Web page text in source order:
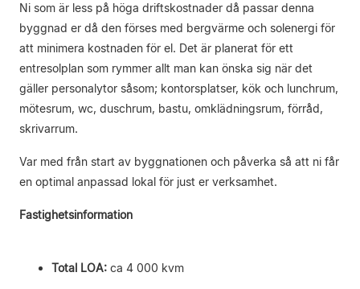
Ni som är less på höga driftskostnader då passar denna
byggnad er då den förses med bergvärme och solenergi för
att minimera kostnaden för el. Det är planerat för ett
entresolplan som rymmer allt man kan önska sig när det
gäller personalytor såsom; kontorsplatser, kök och lunchrum,
mötesrum, wc, duschrum, bastu, omklädningsrum, förråd,
skrivarrum.
Var med från start av byggnationen och påverka så att ni får
en optimal anpassad lokal för just er verksamhet.
Fastighetsinformation
Total LOA: ca 4 000 kvm